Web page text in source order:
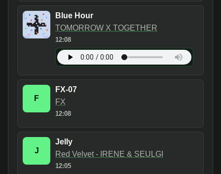
Blue Hour
TOMORROW X TOGETHER
12:08
F
FX-07
FX
12:08
J
Jelly
Red Velvet - IRENE & SEULGI
12:05